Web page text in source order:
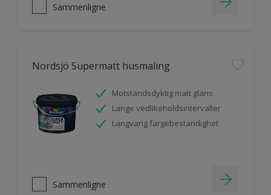
Sammenligne
Nordsjö Supermatt husmaling
Motstandsdyktig matt glans
Lange vedlikeholdsintervaller
Langvarig fargebestandighet
Sammenligne